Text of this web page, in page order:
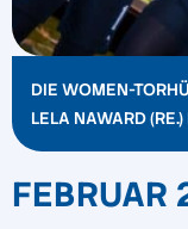
DIE WOMEN-
LELA NAWARD
FEBRUAR